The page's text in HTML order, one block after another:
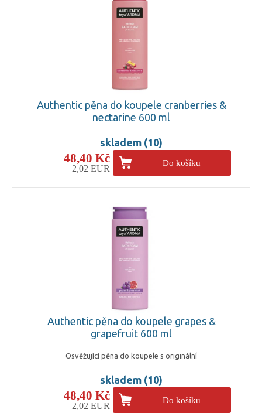
Authentic pěna do koupele cranberries &
nectarine 600 ml
skladem (10)
48,40 Kč
2,02 EUR
Do košíku
Authentic pěna do koupele grapes &
grapefruit 600 ml
Osvěžující pěna do koupele s originální
skladem (10)
48,40 Kč
2,02 EUR
Do košíku